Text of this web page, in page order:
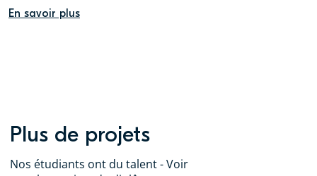
En savoir plus
Plus de projets
Nos étudiants ont du talent - Voir